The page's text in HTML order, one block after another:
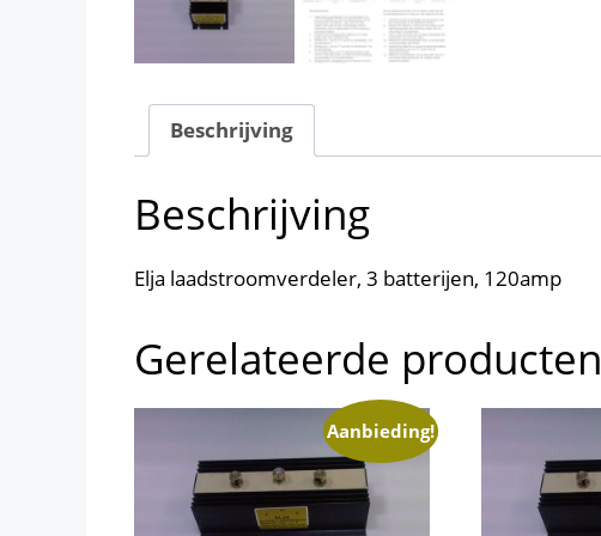
Beschrijving
Beschrijving
Elja laadstroomverdeler, 3 batterijen, 120amp
Gerelateerde producten
Aanbieding!